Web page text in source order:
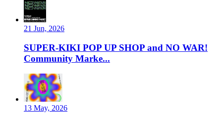
21 Jun, 2026
SUPER-KIKI POP UP SHOP and NO WAR!
Community Marke...
13 May, 2026